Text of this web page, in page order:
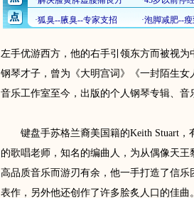
左手优游西方，他的右手引领东方而被视
钢琴才子，曾为《大明宫词》《一封陌生
音乐工作室至今，出版的个人钢琴专辑、音
键盘手苏格兰裔美国籍的Keith Stuart，
的歌唱老师，知名的编曲人，为从偶像天
高品质音乐而游刃有余，他一手打造了信
表作，另外他还创作了许多脍炙人口的佳曲。